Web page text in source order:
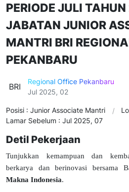
PERIODE JULI
JABATAN JUNIOR
MANTRI BRI
PEKANBARU
BRI
Regional Office Pekanbaru
Jul 2025, 02
Posisi : Junior Associate Mantri
Lamar Sebelum : Jul 2025, 07
Detil Pekerjaan
Tunjukkan kemampuan dan
berkarya dan berinovasi bersama
Makna Indonesia.